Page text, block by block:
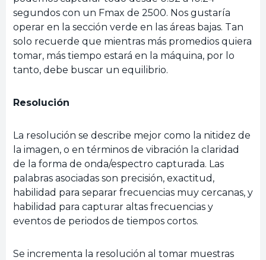
segundos con un Fmax de 2500. Nos gustaría
operar en la sección verde en las áreas bajas. Tan
solo recuerde que mientras más promedios quiera
tomar, más tiempo estará en la máquina, por lo
tanto, debe buscar un equilibrio.
Resolución
La resolución se describe mejor como la nitidez de
la imagen, o en términos de vibración la claridad
de la forma de onda/espectro capturada. Las
palabras asociadas son precisión, exactitud,
habilidad para separar frecuencias muy cercanas, y
habilidad para capturar altas frecuencias y
eventos de periodos de tiempos cortos.
Se incrementa la resolución al tomar muestras